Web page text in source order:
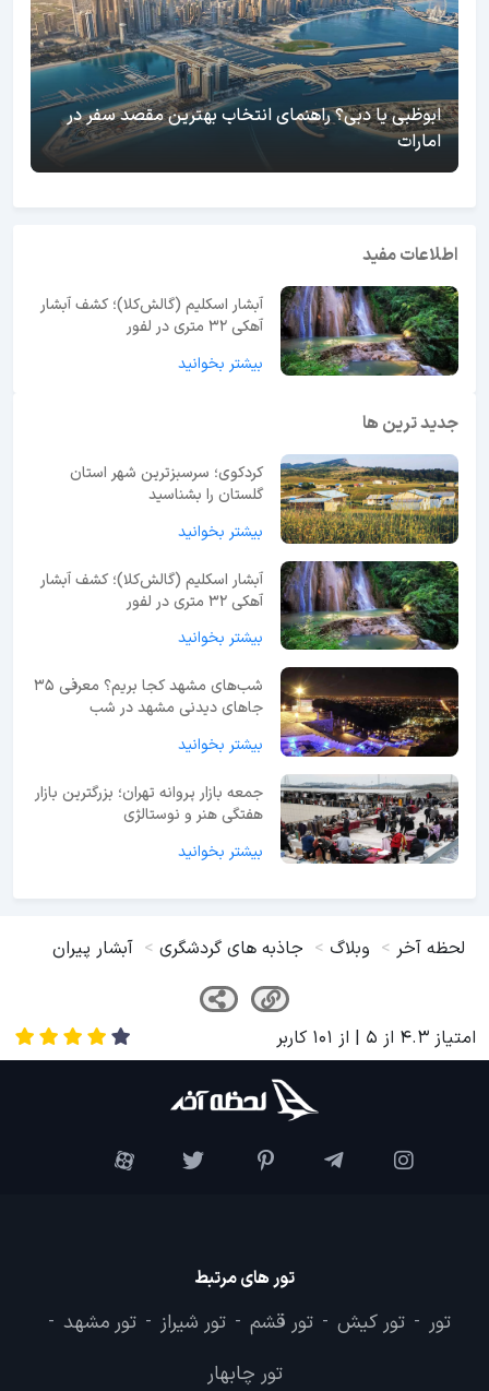
ابوظبی یا دبی؟ راهنمای انتخاب بهترین مقصد سفر در
امارات
اطلاعات مفید
آبشار اسکلیم (گالش‌کلا)؛ کشف آبشار
آهکی ۳۲ متری در لفور
بیشتر بخوانید
جدید ترین ها
کردکوی؛ سرسبزترین شهر استان
گلستان را بشناسید
بیشتر بخوانید
آبشار اسکلیم (گالش‌کلا)؛ کشف آبشار
آهکی ۳۲ متری در لفور
بیشتر بخوانید
شب‌های مشهد کجا بریم؟ معرفی 35
جاهای دیدنی مشهد در شب
بیشتر بخوانید
جمعه بازار پروانه تهران؛ بزرگترین بازار
هفتگی هنر و نوستالژی
بیشتر بخوانید
لحظه آخر وبلاگ جاذبه های گردشگری آبشار پیران
امتیاز 4.3 از 5 | از 101 کاربر
تور های مرتبط
تور - تور کیش - تور قشم - تور شیراز - تور مشهد -
تور چابهار